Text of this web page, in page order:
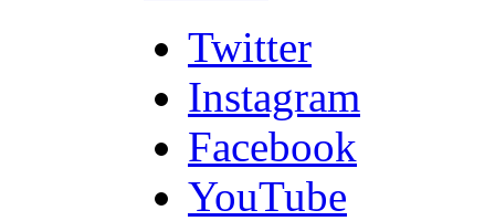
Twitter
Instagram
Facebook
YouTube